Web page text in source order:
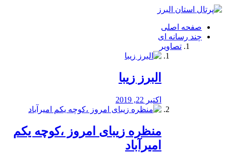
فصد
شرق
تهران
خشکشویی
صفحه اصلی
چند رسانه ای
تصاویر
البرز زیبا
اکتبر 22, 2019
منظره‌‌ زیبای امروز ،کوچه یکم
امیرآباد